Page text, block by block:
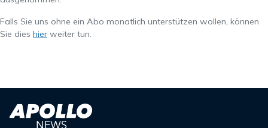
Falls Sie uns ohne ein Abo monatlich unterstützen wollen, können
Sie dies hier weiter tun.